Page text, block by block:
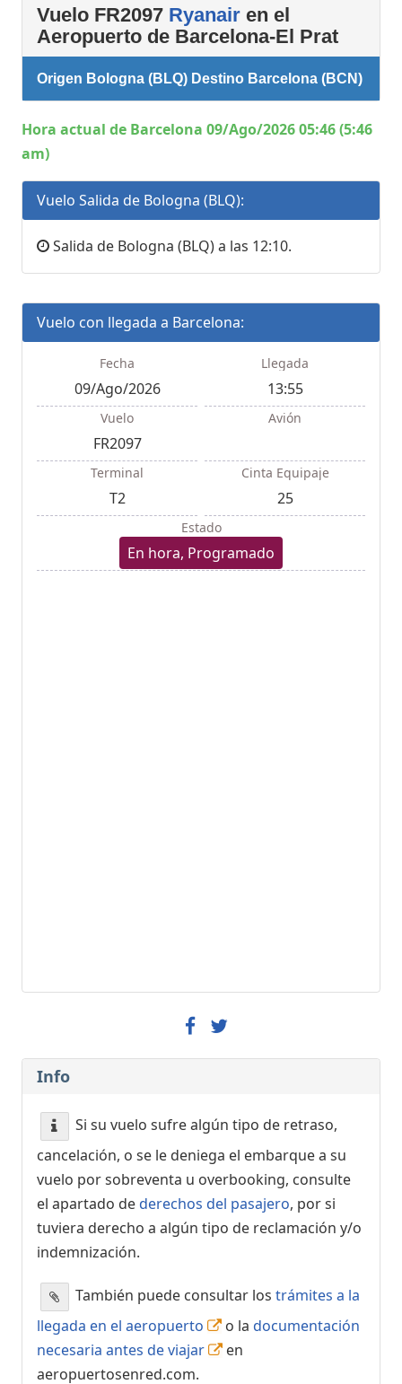
Vuelo FR2097 Ryanair en el
Aeropuerto de Barcelona-El Prat
Origen Bologna (BLQ) Destino Barcelona (BCN)
Hora actual de Barcelona 09/Ago/2026 05:46 (5:46
am)
Vuelo Salida de Bologna (BLQ):
Salida de Bologna (BLQ) a las 12:10.
Vuelo con llegada a Barcelona:
Fecha
09/Ago/2026
Llegada
13:55
Vuelo
FR2097
Avión
Terminal
T2
Cinta Equipaje
25
Estado
En hora, Programado
Info
Si su vuelo sufre algún tipo de retraso,
cancelación, o se le deniega el embarque a su
vuelo por sobreventa u overbooking, consulte
el apartado dederechos del pasajero, por si
tuviera derecho a algún tipo de reclamación y/o
indemnización.
También puede consultar los trámites a la
llegada en el aeropuerto
o la documentación
necesaria antes de viajar
en
aeropuertosenred.com.